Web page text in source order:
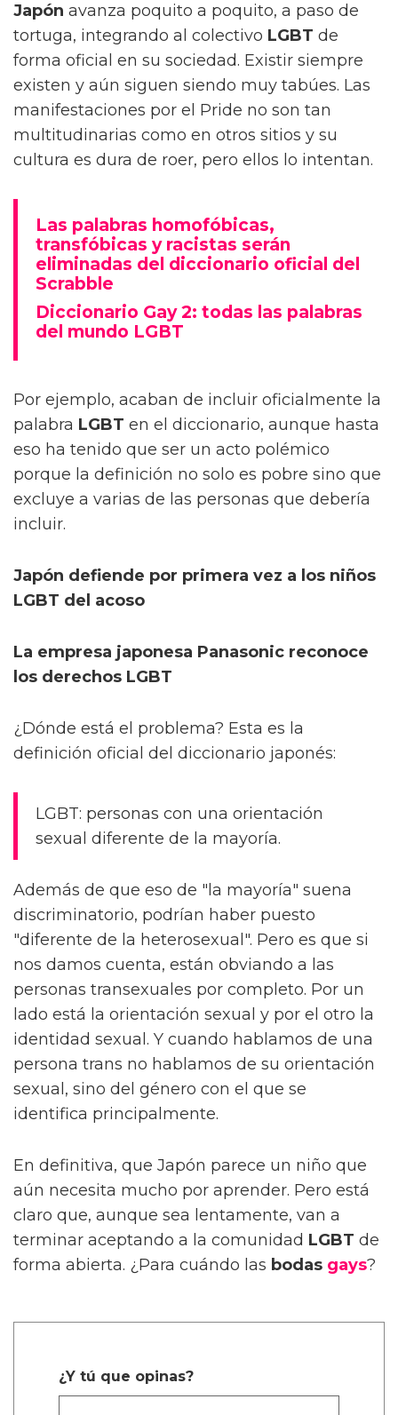
Japón avanza poquito a poquito, a paso de
tortuga, integrando al colectivo LGBT de
forma oficial en su sociedad. Existir siempre
existen y aún siguen siendo muy tabúes. Las
manifestaciones por el Pride no son tan
multitudinarias como en otros sitios y su
cultura es dura de roer, pero ellos lo intentan.
Las palabras homofóbicas,
transfóbicas y racistas serán
eliminadas del diccionario oficial del
Scrabble
Diccionario Gay 2: todas las palabras
del mundo LGBT
Por ejemplo, acaban de incluir oficialmente la
palabra LGBT en el diccionario, aunque hasta
eso ha tenido que ser un acto polémico
porque la definición no solo es pobre sino que
excluye a varias de las personas que debería
incluir.
Japón defiende por primera vez a los niños
LGBT del acoso
La empresa japonesa Panasonic reconoce
los derechos LGBT
¿Dónde está el problema? Esta es la
definición oficial del diccionario japonés:
LGBT: personas con una orientación
sexual diferente de la mayoría.
Además de que eso de "la mayoría" suena
discriminatorio, podrían haber puesto
"diferente de la heterosexual". Pero es que si
nos damos cuenta, están obviando a las
personas transexuales por completo. Por un
lado está la orientación sexual y por el otro la
identidad sexual. Y cuando hablamos de una
persona trans no hablamos de su orientación
sexual, sino del género con el que se
identifica principalmente.
En definitiva, que Japón parece un niño que
aún necesita mucho por aprender. Pero está
claro que, aunque sea lentamente, van a
terminar aceptando a la comunidad LGBT de
forma abierta. ¿Para cuándo las bodas gays?
¿Y tú que opinas?